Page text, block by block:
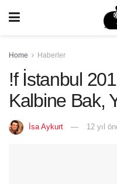
Home Haberler
!f İstanbul
Kalbine Bak,
İsa Aykurt 12 yıl